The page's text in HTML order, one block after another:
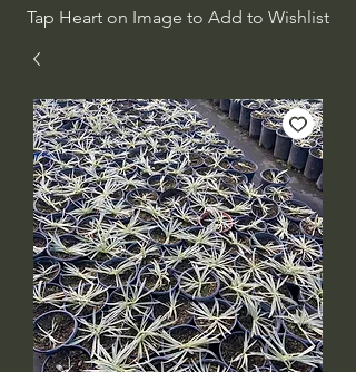
Tap Heart on Image to Add to Wishlist